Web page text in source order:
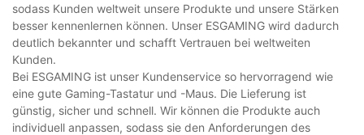
sodass Kunden weltweit unsere Produkte und unsere Stärken
besser kennenlernen können. Unser ESGAMING wird dadurch
deutlich bekannter und schafft Vertrauen bei weltweiten
Kunden.
Bei ESGAMING ist unser Kundenservice so hervorragend wie
eine gute Gaming-Tastatur und -Maus. Die Lieferung ist
günstig, sicher und schnell. Wir können die Produkte auch
individuell anpassen, sodass sie den Anforderungen des